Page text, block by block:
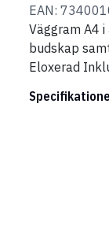
EAN:
Väggram A4
budskap
Eloxerad